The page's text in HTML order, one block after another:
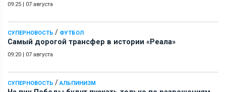
09:25 | 07 августа
СУПЕРНОВОСТЬ / ФУТБОЛ
Самый дорогой трансфер в истории «Реала»
09:20 | 07 августа
СУПЕРНОВОСТЬ / АЛЬПИНИЗМ